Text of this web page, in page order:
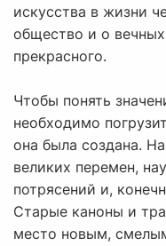
искусства в жизни
общество и о
прекрасного.
Чтобы понять
необходимо
она была создана.
великих перемен,
потрясений и,
Старые каноны и
место новым,